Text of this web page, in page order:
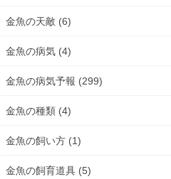
金魚の天敵 (6)
金魚の病気 (4)
金魚の病気予報 (299)
金魚の種類 (4)
金魚の飼い方 (1)
金魚の飼育道具 (5)